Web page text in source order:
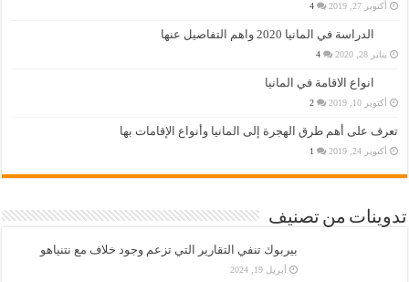
أكتوبر 27, 2019 4
الدراسة في المانيا 2020 واهم التفاصيل عنها
يناير 28, 2020 4
انواع الاقامة في المانيا
أكتوبر 10, 2019 2
تعرف على أهم طرق الهجرة إلى المانيا وأنواع الإقامات بها
أكتوبر 24, 2019 1
تدوينات من تصنيف
بيربوك تنفي التقارير التي تزعم وجود خلاف مع نتنياهو
أبريل 19, 2024